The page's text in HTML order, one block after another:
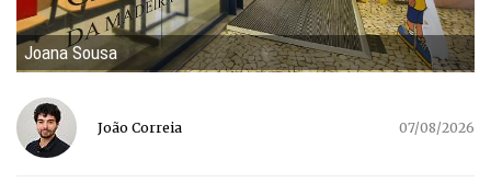
Joana Sousa
João Correia 07/08/2026